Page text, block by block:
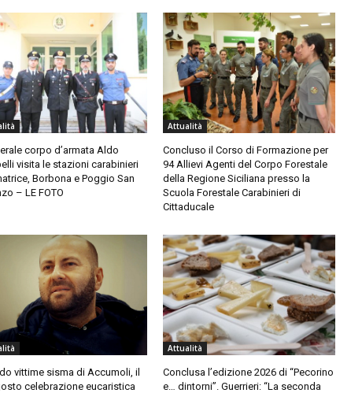
corpo d’armata Aldo
visita le stazioni carabinieri
Borbona e Poggio San
– LE FOTO
Attualità
Concluso il Corso di Formazione per
94 Allievi Agenti del Corpo Forestale
della Regione Siciliana presso la
Scuola Forestale Carabinieri di
Cittaducale
vittime sisma di Accumoli, il
celebrazione eucaristica
Attualità
Conclusa l’edizione 2026 di “Pecorino
e… dintorni”. Guerrieri: “La seconda